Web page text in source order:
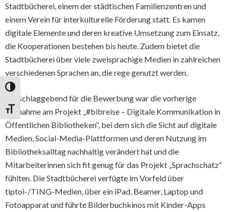
Umschalten auf hohe Kontraste
Schrift vergrößern
Stadtbücherei, einem der städtischen Familienzentren und
einem Verein für interkulturelle Förderung statt. Es kamen
digitale Elemente und deren kreative Umsetzung zum Einsatz,
die Kooperationen bestehen bis heute. Zudem bietet die
Stadtbücherei über viele zweisprachige Medien in zahlreichen
verschiedenen Sprachen an, die rege genutzt werden.
Ausschlaggebend für die Bewerbung war die vorherige
Teilnahme am Projekt „#bibreise – Digitale Kommunikation in
Öffentlichen Bibliotheken“, bei dem sich die Sicht auf digitale
Medien, Social-Media-Plattformen und deren Nutzung im
Bibliotheksalltag nachhaltig verändert hat und die
Mitarbeiterinnen sich fit genug für das Projekt „Sprachschatz“
fühlten. Die Stadtbücherei verfügte im Vorfeld über
tiptoi-/TING-Medien, über ein iPad, Beamer, Laptop und
Fotoapparat und führte Bilderbuchkinos mit Kinder-Apps